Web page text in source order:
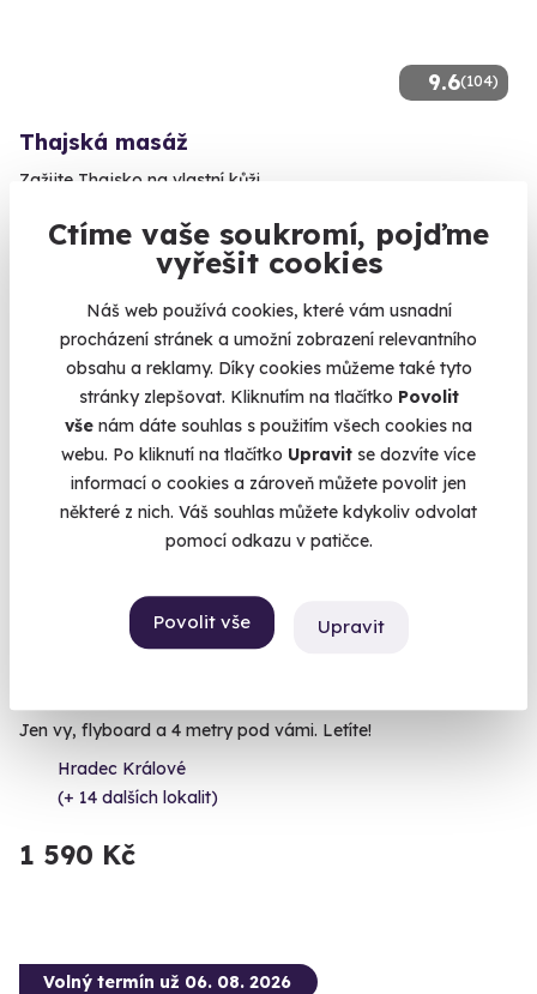
Ctíme vaše soukromí, pojďme
vyřešit cookies
Náš web používá cookies, které vám usnadní
procházení stránek a umožní zobrazení relevantního
obsahu a reklamy. Díky cookies můžeme také tyto
stránky zlepšovat. Kliknutím na tlačítko Povolit
vše nám dáte souhlas s použitím všech cookies na
webu. Po kliknutí na tlačítko Upravit se dozvíte více
informací o cookies a zároveň můžete povolit jen
některé z nich. Váš souhlas můžete kdykoliv odvolat
pomocí odkazu v patičce.
Povolit vše Upravit
9.6(104)
Thajská masáž
Zažijte Thajsko na vlastní kůži.
Špindlerův Mlýn
(+ 10 dalších lokalit)
1 650 Kč
Volný termín už 07. 08. 2026
AKCE
Jen vy, flyboard a 4 metry pod vámi. Letíte!
Hradec Králové
(+ 14 dalších lokalit)
1 590 Kč
Volný termín už 06. 08. 2026